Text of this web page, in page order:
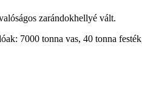
zarándokhellyé vált.
7000 tonna vas, 40 tonna